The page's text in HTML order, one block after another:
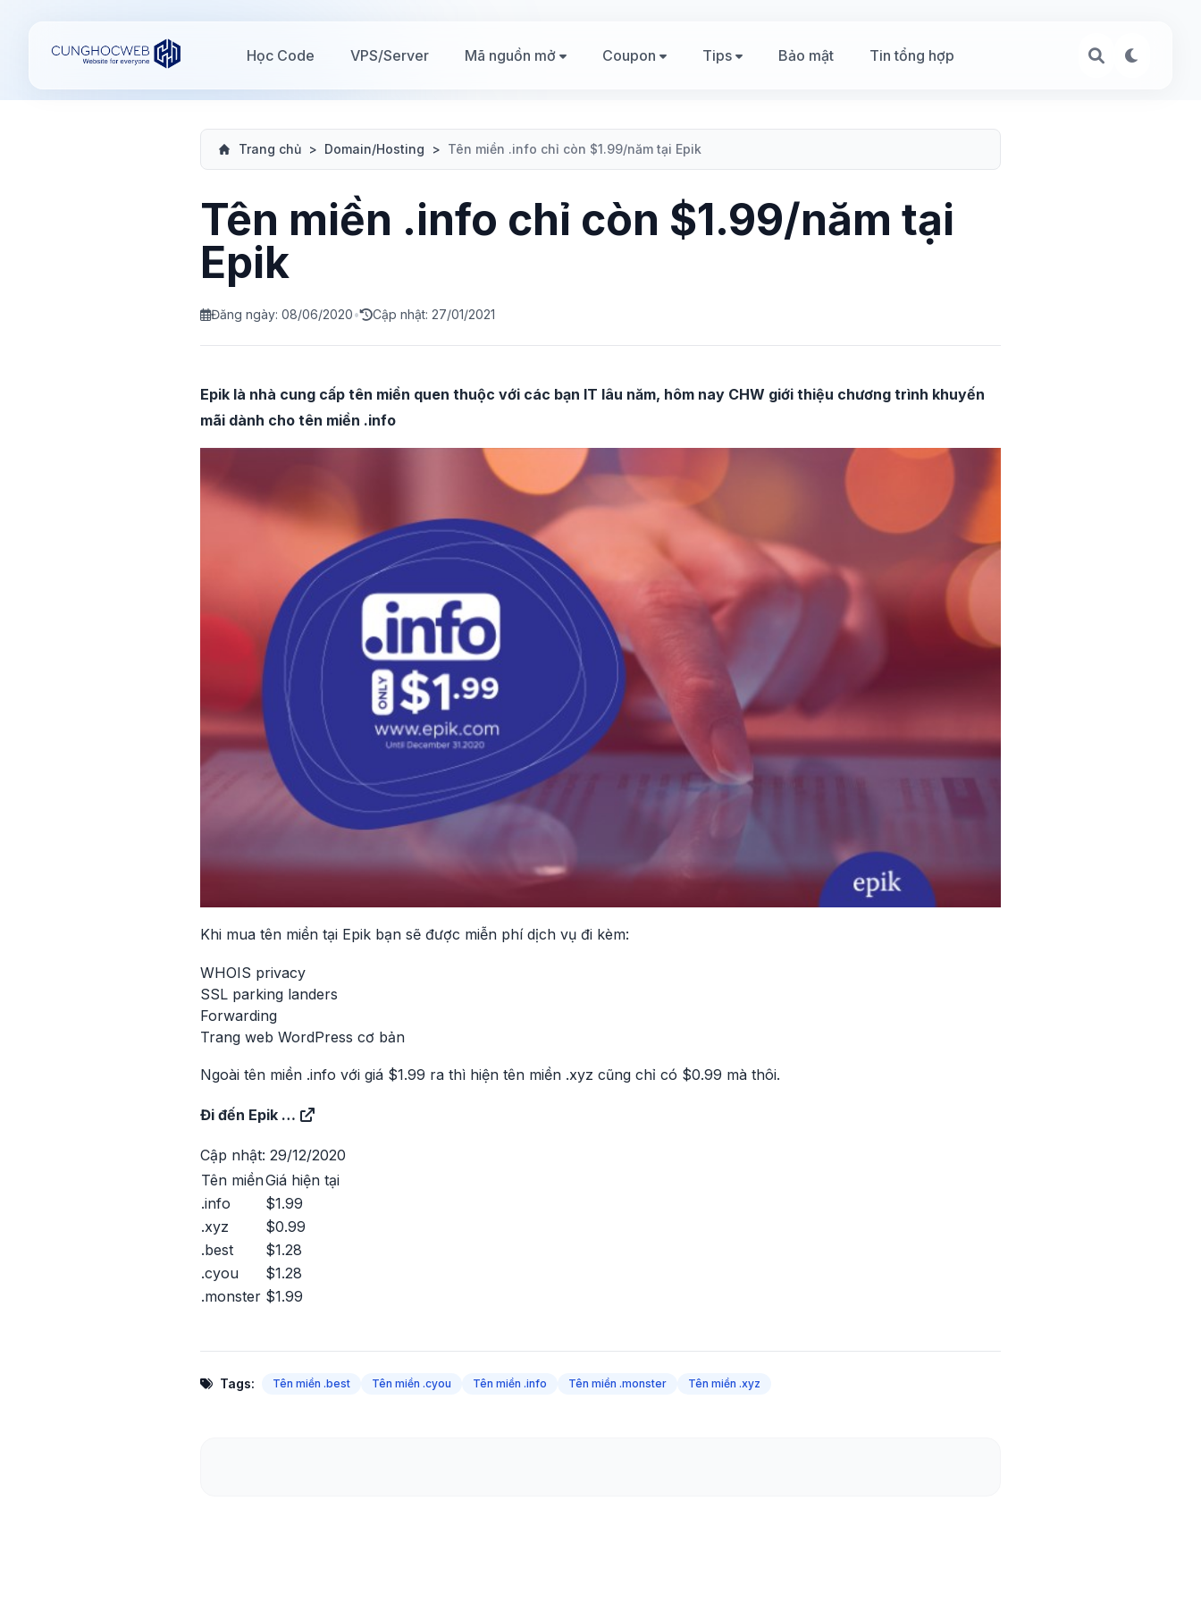
Học Code VPS/Server Mã nguồn mở Coupon Tips Bảo mật Tin tổng hợp
Trang chủ > Domain/Hosting > Tên miền .info chỉ còn $1.99/năm tại Epik
Tên miền .info chỉ còn $1.99/năm tại
Epik
Đăng ngày: 08/06/2020• Cập nhật: 27/01/2021
Epik là nhà cung cấp tên miền quen thuộc với các bạn IT lâu năm, hôm nay CHW giới thiệu chương trình khuyến
mãi dành cho tên miền .info
Khi mua tên miền tại Epik bạn sẽ được miễn phí dịch vụ đi kèm:
WHOIS privacy
SSL parking landers
Forwarding
Trang web WordPress cơ bản
Ngoài tên miền .info với giá $1.99 ra thì hiện tên miền .xyz cũng chỉ có $0.99 mà thôi.
Đi đến Epik …
Cập nhật: 29/12/2020
Tên miềnGiá hiện tại
.info
$1.99
.xyz
$0.99
.best
$1.28
.cyou
$1.28
.monster $1.99
Tags: Tên miền .best Tên miền .cyou Tên miền .info Tên miền .monster Tên miền .xyz